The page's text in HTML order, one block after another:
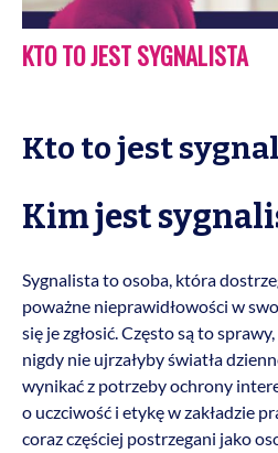
KTO TO JEST SYGNALISTA
Kto to jest
Kim jest
Sygnalista to osoba, która
poważne nieprawidłowości w
się je zgłosić. Często są to
nigdy nie ujrzałyby światła
wynikać z potrzeby ochrony
o uczciwość i etykę w zakładzie
coraz częściej postrzegani jako